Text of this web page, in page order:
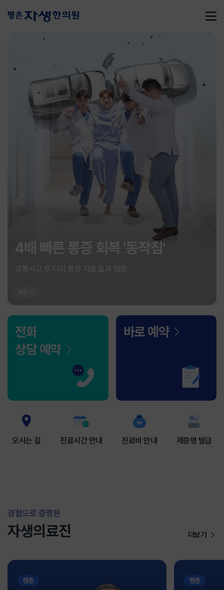
추천 검색어 #초음파약침 #척추압박골절
#교통사고후유증 #허리디스크
4배 빠른 통증 회복 '동작침'
교통사고 후 다리 통증 치료 효과 입증
전화
상담 예약
바로 예약
오시는 길 진료시간 안내 진료비 안내 제증명 발급
경험으로 증명된
자생의료진 더보기
평촌 평촌